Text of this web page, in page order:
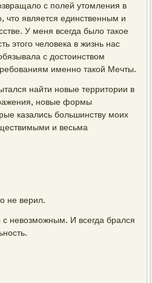
с полей утомления в
что является единственным и
У меня всегда было такое
этого человека в жизнь нас
с достоинством
именно такой Мечты.
найти новые территории в
новые формы
казались большинству моих
и весьма
не верил.
с невозможным. И всегда брался